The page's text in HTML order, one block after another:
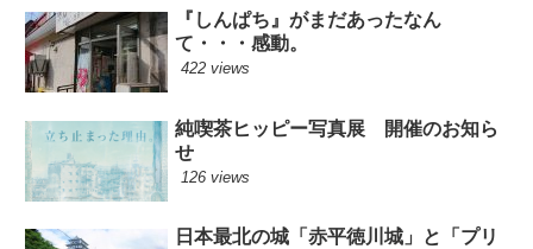
『しんぱち』がまだあったなん
て・・・感動。
422 views
純喫茶ヒッピー写真展 開催のお知ら
せ
126 views
日本最北の城「赤平徳川城」と「プリ